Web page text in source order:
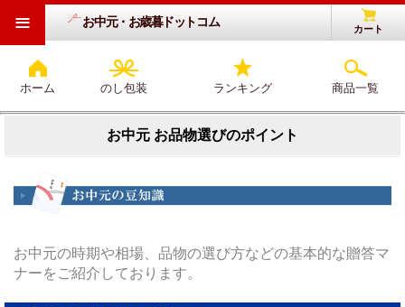
お中元・お歳暮ドットコム カート
ホーム のし包装 ランキング 商品一覧
≡
お中元 お品物選びのポイント
お中元の時期や相場、品物の選び方などの基本的な贈答マ
ナーをご紹介しております。